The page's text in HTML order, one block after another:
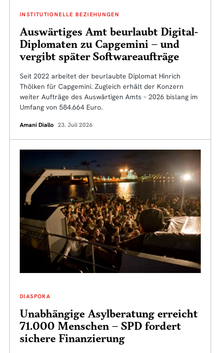
INSTITUTIONELLE BEZIEHUNGEN
Auswärtiges Amt beurlaubt Digital-
Diplomaten zu Capgemini – und
vergibt später Softwareaufträge
Seit 2022 arbeitet der beurlaubte Diplomat Hinrich
Thölken für Capgemini. Zugleich erhält der Konzern
weiter Aufträge des Auswärtigen Amts – 2026 bislang im
Umfang von 584.664 Euro.
Amani Diallo 23. Juli 2026
DIASPORA
Unabhängige Asylberatung erreicht
71.000 Menschen – SPD fordert
sichere Finanzierung